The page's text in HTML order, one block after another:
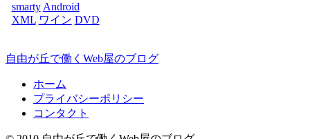
smarty Android
XML ワイン DVD
自由が丘で働くWeb屋のブログ
ホーム
プライバシーポリシー
コンタクト